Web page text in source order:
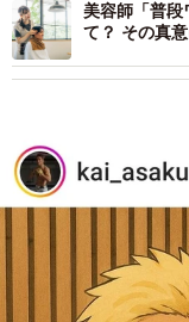
美容師「普
て？ その真